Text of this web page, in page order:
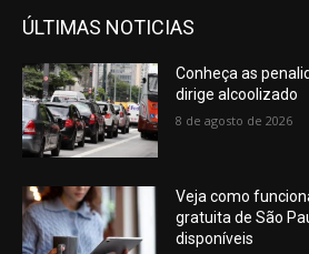
ÚLTIMAS NOTICIAS
Conheça as
dirige alcoolizado
8 de agosto de 2026
Veja como
gratuita de São
disponíveis